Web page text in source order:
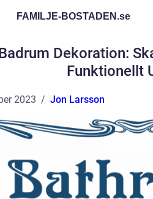
FAMILJE-BOSTADEN.se
Dekoration:
Funktionellt
2023 Jon Larsson